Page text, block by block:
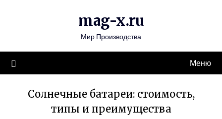
mag-x.ru
Мир Производства
Меню
Солнечные батареи: стоимость,
типы и преимущества